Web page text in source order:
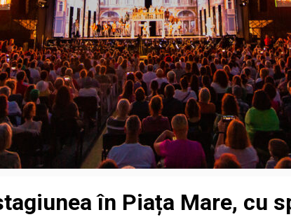
în Piața Mare, cu